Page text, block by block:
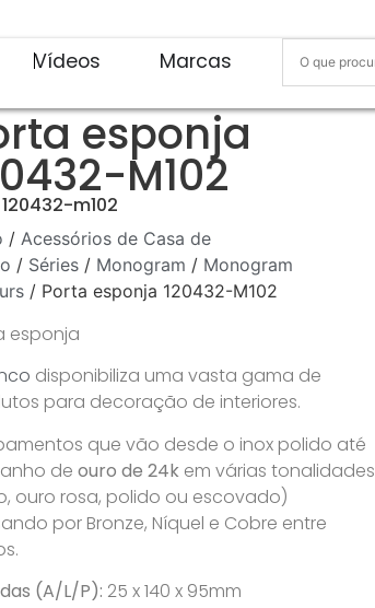
Vídeos Marcas
esponja
M102
120432-m102
/ Acessórios de Casa de
/ Séries/ Monogram / Monogram
/ Porta esponja 120432-M102
esponja
disponibiliza uma vasta gama de
para decoração de interiores.
que vão desde o inox polido até
de ouro de 24kem várias tonalidades
ouro rosa, polido ou escovado)
por Bronze, Níquel e Cobre entre
(A/L/P): 25 x 140 x 95mm